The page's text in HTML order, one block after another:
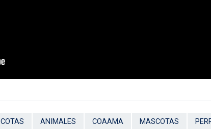
ANIMALES COAAMA MASCOTAS